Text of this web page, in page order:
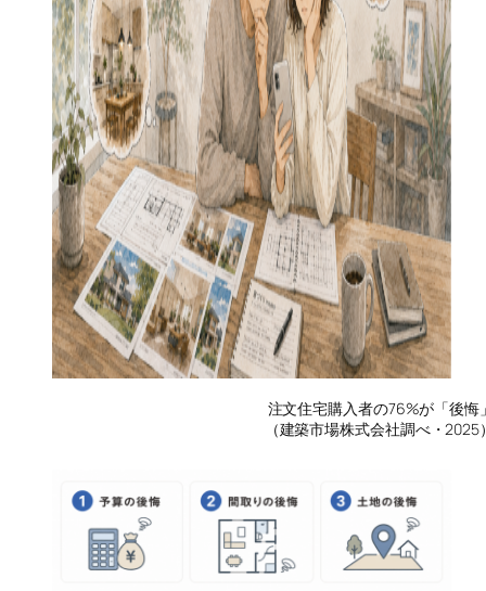
注文住宅購入者の76%が「後悔
（建築市場株式会社調べ・2025